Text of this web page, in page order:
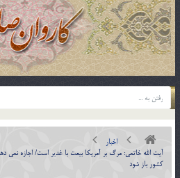
اخبار
آیت الله خاتمی: مرگ بر آمریکا بیعت با غدیر است/ اجازه نمی
کشور باز شود